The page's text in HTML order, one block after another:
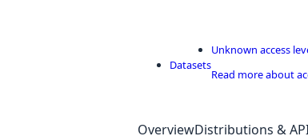
Datasets
Unknown access
Read more about
OverviewDistributions &